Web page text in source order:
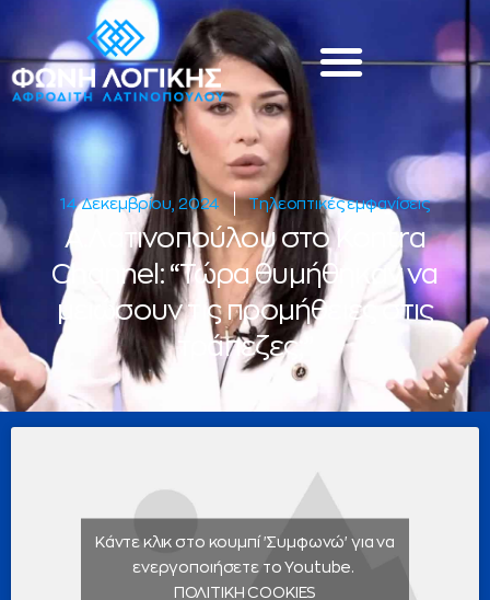
14 Δεκεμβρίου, 2024 Τηλεοπτικές εμφανίσεις
Α.Λατινοπούλου στο Kontra
Channel: “Τώρα θυμήθηκαν να
μειώσουν τις προμήθειες στις
τράπεζες;”
Κάντε κλικ στο κουμπί 'Συμφωνώ' για να
ενεργοποιήσετε το Youtube.
ΠΟΛΙΤΙΚΗ COOKIES